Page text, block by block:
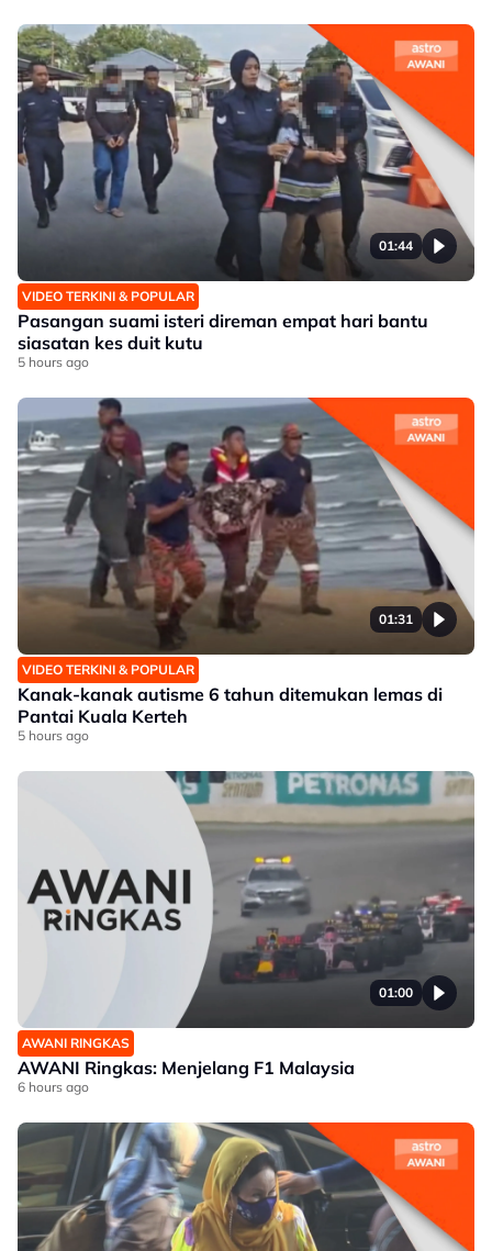
01:44
VIDEO TERKINI & POPULAR
Pasangan suami isteri direman empat hari bantu
siasatan kes duit kutu
5 hours ago
01:31
VIDEO TERKINI & POPULAR
Kanak-kanak autisme 6 tahun ditemukan lemas di
Pantai Kuala Kerteh
5 hours ago
01:00
AWANI RINGKAS
AWANI Ringkas: Menjelang F1 Malaysia
6 hours ago